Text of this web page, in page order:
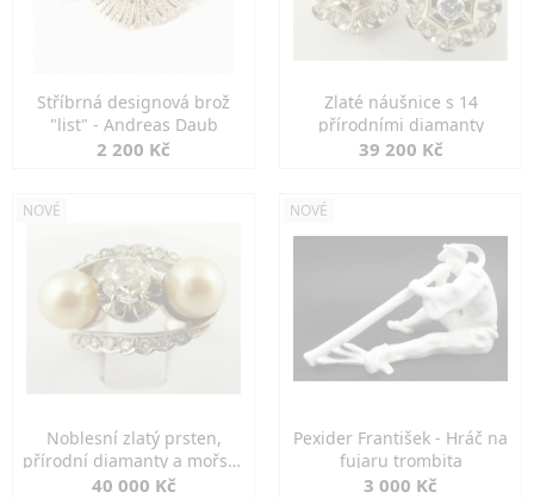
Stříbrná designová brož
"list" - Andreas Daub
2 200 Kč
Zlaté náušnice s 14
přírodními diamanty
39 200 Kč
NOVÉ
Noblesní zlatý prsten,
přírodní diamanty a mořské
perly
40 000 Kč
NOVÉ
Pexider František - Hráč na
fujaru trombita
3 000 Kč